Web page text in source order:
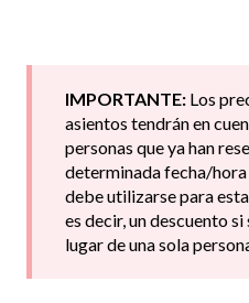
IMPORTANTE: Los
asientos tendrán en
personas que ya han
determinada fecha/
debe utilizarse para
es decir, un descuento
lugar de una sola